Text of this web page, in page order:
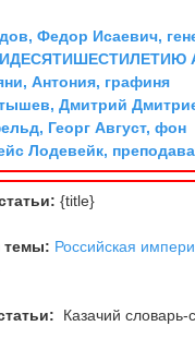
Федор Исаевич,
Антония, графиня
Дмитрий
Георг Август, фон
Лодевейк,
{title}
темы: Российская
Казачий